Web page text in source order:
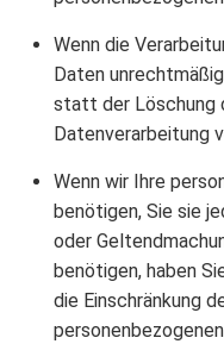
Wenn die
Daten
statt der Löschung
Datenverarbeitung
Wenn wir Ihre
benötigen, Sie sie
oder
benötigen, haben
die Einschränkung